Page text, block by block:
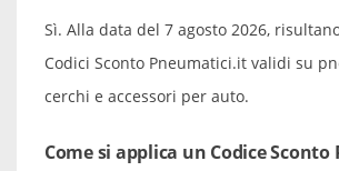
Sì. Alla data del 7 agosto 2026,
Codici Sconto Pneumatici.it validi su
cerchi e accessori per auto.
Come si applica un Codice